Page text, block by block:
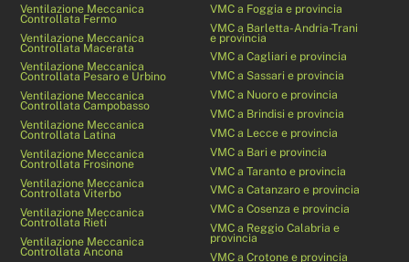
Ventilazione Meccanica
Controllata Fermo
Ventilazione Meccanica
Controllata Macerata
Ventilazione Meccanica
Controllata Pesaro e Urbino
Ventilazione Meccanica
Controllata Campobasso
Ventilazione Meccanica
Controllata Latina
Ventilazione Meccanica
Controllata Frosinone
Ventilazione Meccanica
Controllata Viterbo
Ventilazione Meccanica
Controllata Rieti
Ventilazione Meccanica
Controllata Ancona
VMC a Foggia e provincia
VMC a Barletta-Andria-Trani
e provincia
VMC a Cagliari e provincia
VMC a Sassari e provincia
VMC a Nuoro e provincia
VMC a Brindisi e provincia
VMC a Lecce e provincia
VMC a Bari e provincia
VMC a Taranto e provincia
VMC a Catanzaro e provincia
VMC a Cosenza e provincia
VMC a Reggio Calabria e
provincia
VMC a Crotone e provincia